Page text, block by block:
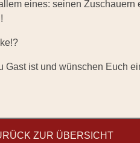
eines: seinen Zuschauern
Gast ist und wünschen Euch
ZUR ÜBERSICHT